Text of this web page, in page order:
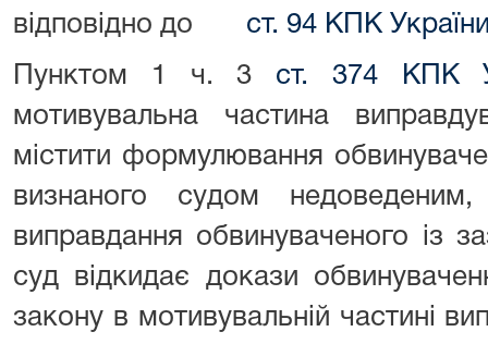
відповідно до ст. 94 КПК
Пунктом 1 ч. 3 ст. 374 КПК
мотивувальна частина
містити формулювання
визнаного судом
виправдання обвинуваченого із
суд відкидає докази
закону в мотивувальній частині